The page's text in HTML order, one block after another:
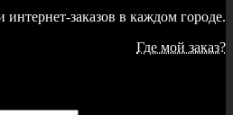
заказов в каждом городе.
Где мой заказ?